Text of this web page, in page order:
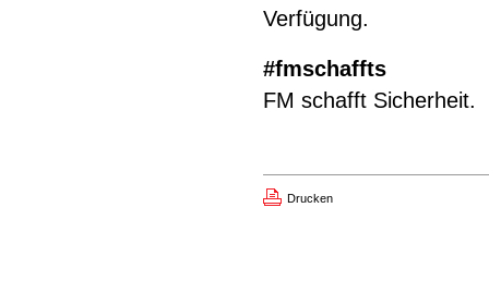
Verfügung.
#fmschaffts
FM schafft Sicherheit.
Drucken